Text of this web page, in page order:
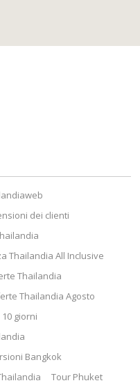
dei clienti
Thailandia All Inclusive
Thailandia
Thailandia Agosto
giorni
Bangkok
Tour Phuket